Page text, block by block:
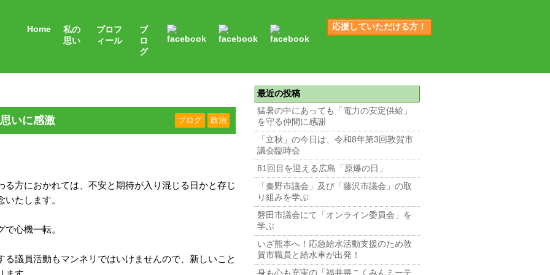
Home
私の
思い
プロフ
ィール
ブ
ロ
グ
応援していただける方！
いに感激 ブログ 政治
る方におかれては、不安と期待が入り混じる日かと存じ
たします。
心機一転。
議員活動もマンネリではいけませんので、新しいこと
最近の投稿
猛暑の中にあっても「電力の安定供給」
を守る仲間に感謝
「立秋」の今日は、令和8年第3回敦賀市
議会臨時会
81回目を迎える広島「原爆の日」
「秦野市議会」及び「藤沢市議会」の取
り組みを学ぶ
磐田市議会にて「オンライン委員会」を
学ぶ
いざ熊本へ！応急給水活動支援のため敦
賀市職員と給水車が出発！
身も心も充実の「福井県こくみんミーテ